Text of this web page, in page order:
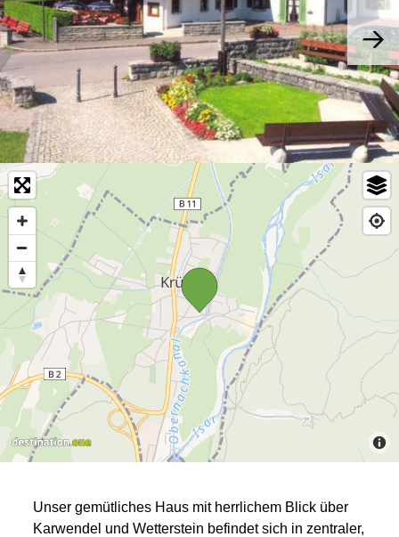
Unser gemütliches Haus mit herrlichem Blick über
Karwendel und Wetterstein befindet sich in zentraler,